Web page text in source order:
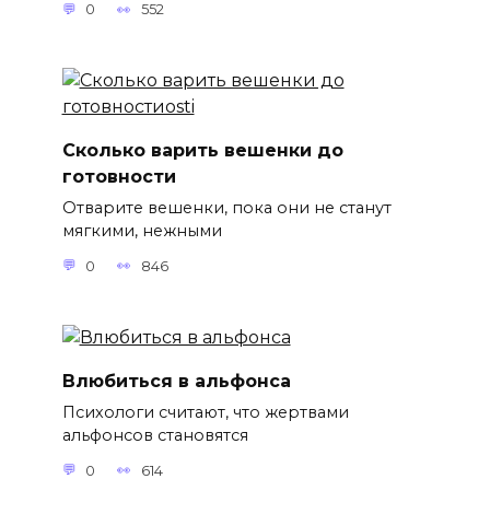
0 552
Сколько варить вешенки до
готовности
Отварите вешенки, пока они не станут
мягкими, нежными
0 846
Влюбиться в альфонса
Психологи считают, что жертвами
альфонсов становятся
0 614